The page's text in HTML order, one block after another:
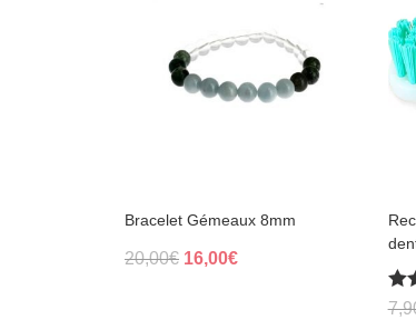
Bracelet Gémeaux 8mm
20,00€ Original
16,00€Current
5.00